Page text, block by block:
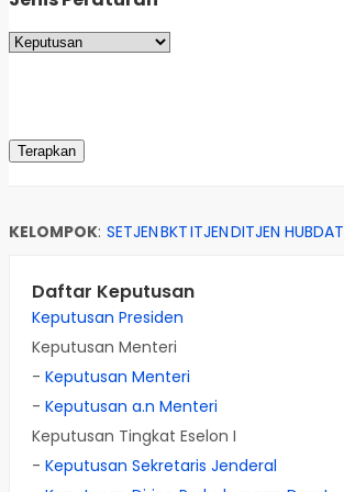
KELOMPOK: SETJENBKTITJENDITJEN HUBDAT
Daftar Keputusan
Keputusan Presiden
Keputusan Menteri
- Keputusan Menteri
- Keputusan a.n Menteri
Keputusan Tingkat Eselon I
- Keputusan Sekretaris Jenderal